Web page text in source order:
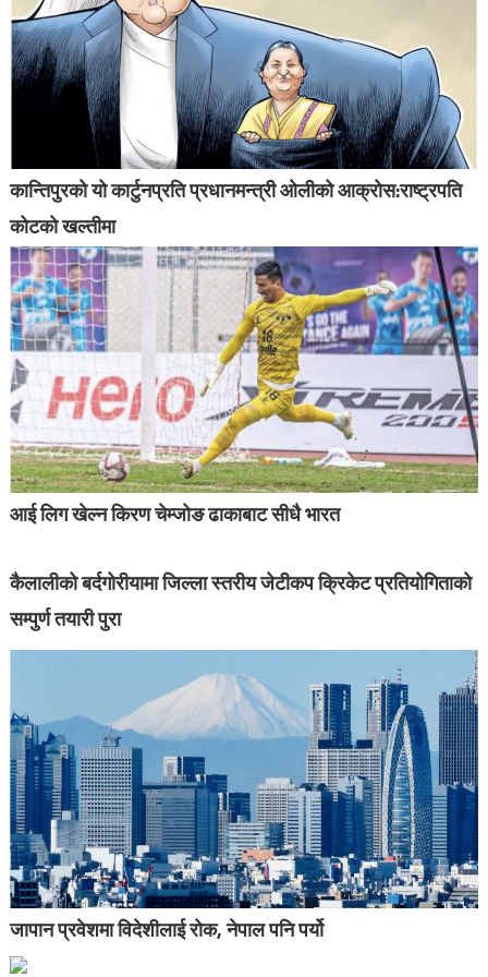
कान्तिपुरको यो कार्टुनप्रति प्रधानमन्त्री ओलीको आक्रोस:राष्ट्रपति
कोटको खल्तीमा
आई लिग खेल्न किरण चेम्जोङ ढाकाबाट सीधै भारत
कैलालीको बर्दगोरीयामा जिल्ला स्तरीय जेटीकप क्रिकेट प्रतियोगिताको
सम्पुर्ण तयारी पुरा
जापान प्रवेशमा विदेशीलाई रोक, नेपाल पनि पर्यो